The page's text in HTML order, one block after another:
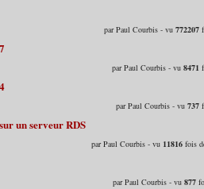
par Paul Courbis - vu772207
par Paul Courbis - vu8471
par Paul Courbis - vu737
un serveur RDS
par Paul Courbis - vu 11816 fois
par Paul Courbis - vu877